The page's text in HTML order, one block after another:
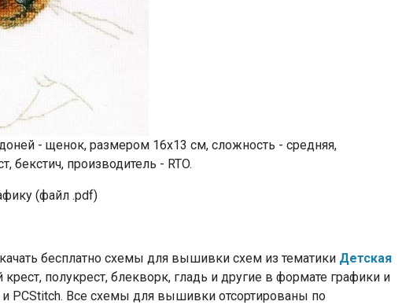
- щенок, размером 16х13 см, сложность - средняя,
бекстич, производитель - RTO.
(файл .pdf)
бесплатно схемы для вышивки схем из тематики Детская
крест, полукрест, блекворк, гладь и другие в формате графики и
PCStitch. Все схемы для вышивки отсортированы по